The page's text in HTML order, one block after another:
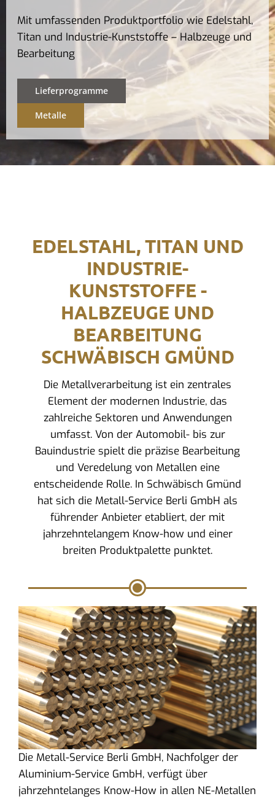
Mit umfassenden Produktportfolio wie Edelstahl,
Titan und Industrie-Kunststoffe – Halbzeuge und
Bearbeitung
Lieferprogramme
Metalle
EDELSTAHL, TITAN UND
INDUSTRIE-
KUNSTSTOFFE -
HALBZEUGE UND
BEARBEITUNG
SCHWÄBISCH GMÜND
Die Metallverarbeitung ist ein zentrales
Element der modernen Industrie, das
zahlreiche Sektoren und Anwendungen
umfasst. Von der Automobil- bis zur
Bauindustrie spielt die präzise Bearbeitung
und Veredelung von Metallen eine
entscheidende Rolle. In Schwäbisch Gmünd
hat sich die Metall-Service Berli GmbH als
führender Anbieter etabliert, der mit
jahrzehntelangem Know-how und einer
breiten Produktpalette punktet.
Die Metall-Service Berli GmbH, Nachfolger der
Aluminium-Service GmbH, verfügt über
jahrzehntelanges Know-How in allen NE-Metallen